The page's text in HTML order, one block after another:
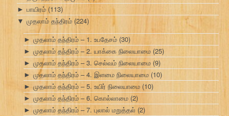
► பாயிரம் (113)
▼ முதலாம் தந்திரம் (224)
► முதலாம் தந்திரம் – 1. உபதேசம் (30)
► முதலாம் தந்திரம் – 2. யாக்கை நிலையாமை (25)
► முதலாம் தந்திரம் – 3. செல்வம் நிலையாமை (9)
► முதலாம் தந்திரம் – 4. இளமை நிலையாமை (10)
► முதலாம் தந்திரம் – 5. உயிர் நிலையாமை (10)
► முதலாம் தந்திரம் – 6. கொல்லாமை (2)
► முதலாம் தந்திரம் – 7. புலால் மறுத்தல் (2)